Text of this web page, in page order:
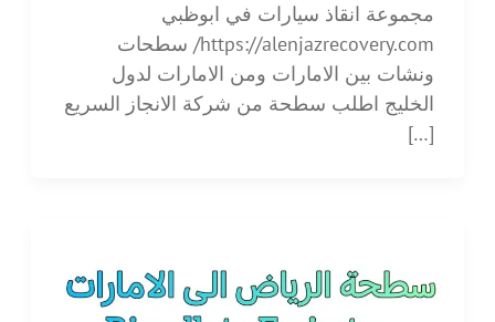
مجموعة انقاذ سيارات في ابوظبي
https://alenjazrecovery.com/ سطحات
ونشات بين الامارات ومن الامارات لدول
الخليج اطلب سطحة من شركة الانجاز السريع
[…]